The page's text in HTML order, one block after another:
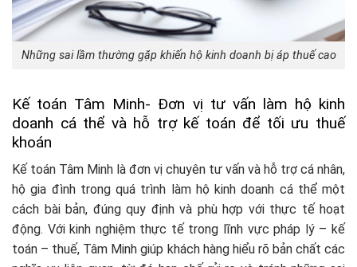
Những sai lầm thường gặp khiến hộ kinh doanh bị áp thuế cao
Kế toán Tâm Minh- Đơn vị tư vấn làm hộ kinh
doanh cá thể và hỗ trợ kế toán để tối ưu thuế
khoán
Kế toán Tâm Minh là đơn vị chuyên tư vấn và hỗ trợ cá nhân,
hộ gia đình trong quá trình làm hộ kinh doanh cá thể một
cách bài bản, đúng quy định và phù hợp với thực tế hoạt
động. Với kinh nghiệm thực tế trong lĩnh vực pháp lý – kế
toán – thuế, Tâm Minh giúp khách hàng hiểu rõ bản chất các